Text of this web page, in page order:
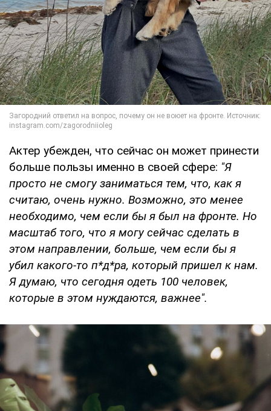
Актер убежден, что сейчас он может принести
больше пользы именно в своей сфере: "Я
просто не смогу заниматься тем, что, как я
считаю, очень нужно. Возможно, это менее
необходимо, чем если бы я был на фронте. Но
масштаб того, что я могу сейчас сделать в
этом направлении, больше, чем если бы я
убил какого-то п*д*ра, который пришел к нам.
Я думаю, что сегодня одеть 100 человек,
которые в этом нуждаются, важнее".